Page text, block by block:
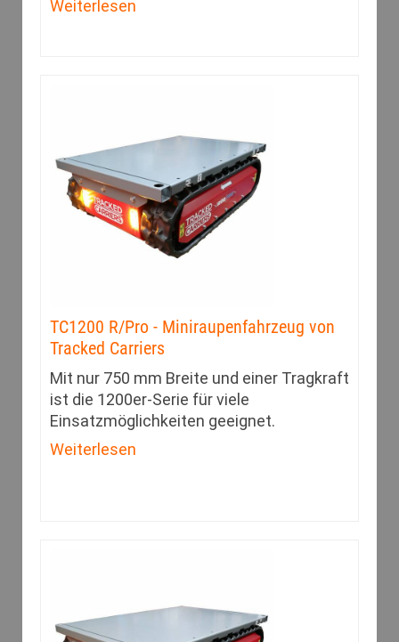
Weiterlesen
TC1200 R/Pro - Miniraupenfahrzeug von
Tracked Carriers
Mit nur 750 mm Breite und einer Tragkraft
ist die 1200er-Serie für viele
Einsatzmöglichkeiten geeignet.
Weiterlesen